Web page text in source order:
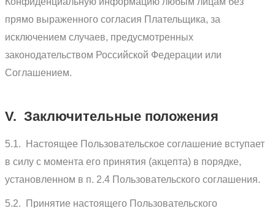
прямо выраженного согласия Плательщика, за
исключением случаев, предусмотренных
законодательством Российской Федерации или
Соглашением.
V. Заключительные положения
5.1. Настоящее Пользовательское соглашение вступает
в силу с момента его принятия (акцепта) в порядке,
установленном в п. 2.4 Пользовательского соглашения.
5.2. Принятие настоящего Пользовательского